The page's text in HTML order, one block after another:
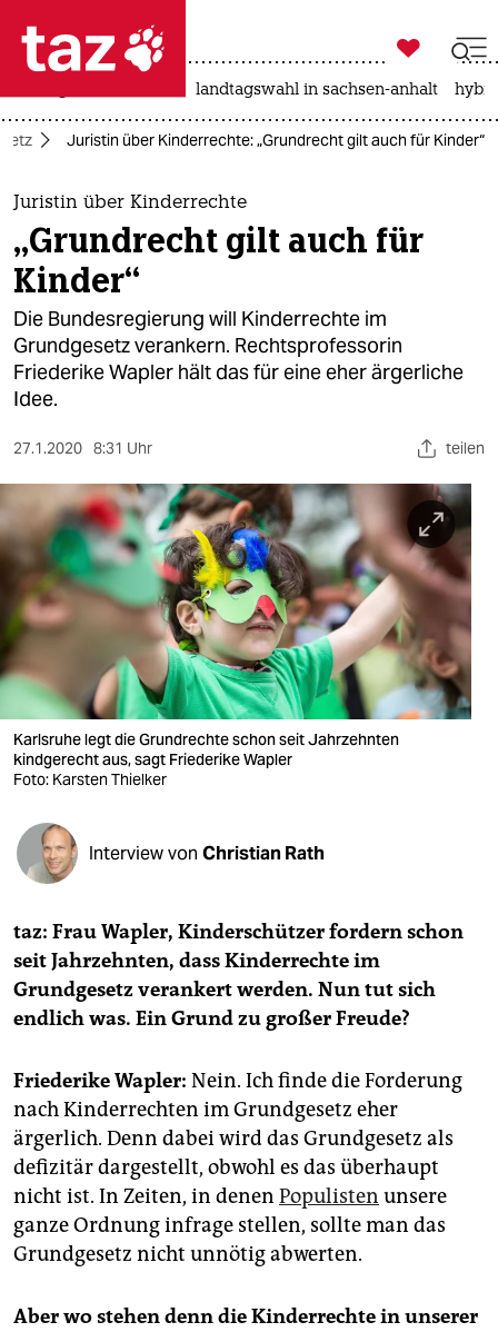
 taz zahl ich
taz zahl ich
themen
politik
öko
gesellschaft
kultur
sport
berlin
nord
wahrheit
verlag
verlag
veranstaltungen
shop
fragen & hilfe
unterstützen
genossenschaft
epaper login

taz zahl ich
landtagswahl in sachsen-anhalt
Juristin über Kinderrechte: „Grundrecht gilt auch für Kinder“
Juristin über Kinderrechte
„Grundrecht gilt auch für
Kinder“
Die Bundesregierung will Kinderrechte im
Grundgesetz verankern. Rechtsprofessorin
Friederike Wapler hält das für eine eher ärgerliche
Idee.
27.1.2020 8:31 Uhr teilen
Karlsruhe legt die Grundrechte schon seit Jahrzehnten
kindgerecht aus, sagt Friederike Wapler
Foto: Karsten Thielker
Interview von Christian Rath
taz: Frau Wapler, Kinderschützer fordern schon
seit Jahrzehnten, dass Kinderrechte im
Grundgesetz verankert werden. Nun tut sich
endlich was. Ein Grund zu großer Freude?
Friederike Wapler: Nein. Ich finde die Forderung
nach Kinderrechten im Grundgesetz eher
ärgerlich. Denn dabei wird das Grundgesetz als
defizitär dargestellt, obwohl es das überhaupt
nicht ist. In Zeiten, in denen Populisten unsere
ganze Ordnung infrage stellen, sollte man das
Grundgesetz nicht unnötig abwerten.
Aber wo stehen denn die Kinderrechte in unserer